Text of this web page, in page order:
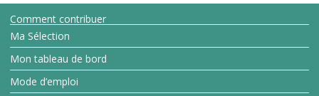
Comment contribuer
Ma Sélection
Mon tableau de bord
Mode d’emploi